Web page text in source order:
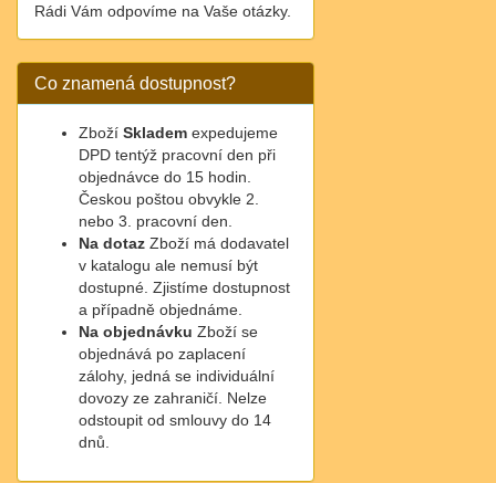
Rádi Vám odpovíme na Vaše otázky.
Co znamená dostupnost?
Zboží Skladem expedujeme
DPD tentýž pracovní den při
objednávce do 15 hodin.
Českou poštou obvykle 2.
nebo 3. pracovní den.
Na dotaz Zboží má dodavatel
v katalogu ale nemusí být
dostupné. Zjistíme dostupnost
a případně objednáme.
Na objednávku Zboží se
objednává po zaplacení
zálohy, jedná se individuální
dovozy ze zahraničí. Nelze
odstoupit od smlouvy do 14
dnů.